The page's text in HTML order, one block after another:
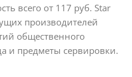
всего от 117 руб. Star
производителей
общественного
и предметы сервировки.